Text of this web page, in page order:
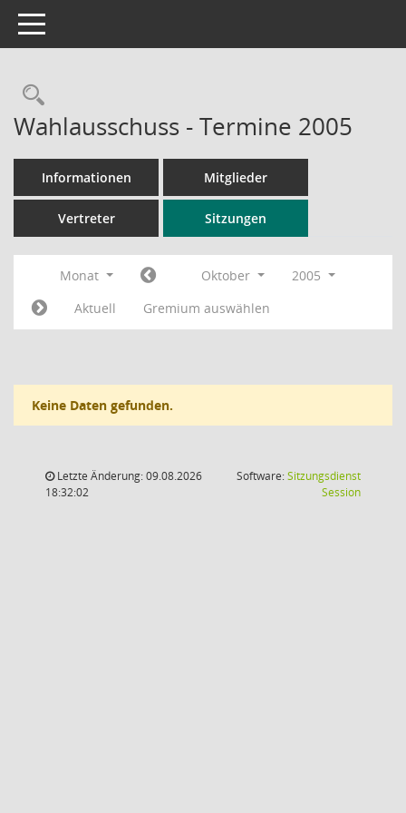
Toggle navigation
Rechercheauswahl
Wahlausschuss - Termine 2005
Informationen Mitglieder
Vertreter Sitzungen
Monat Oktober
2005
Aktuell
Gremium auswählen
Keine Daten gefunden.
Letzte Änderung: 09.08.2026
18:32:02
Software:Sitzungsdienst
Session(Wird in